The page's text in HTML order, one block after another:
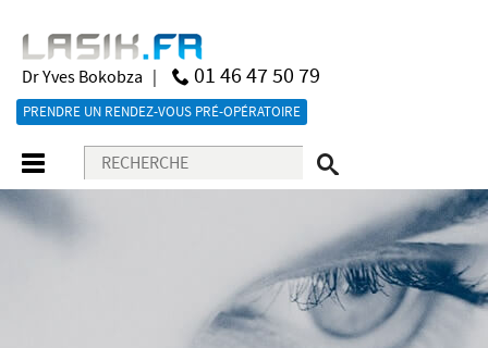
Dr Yves Bokobza | 01 46 47 50 79
PRENDRE UN RENDEZ-VOUS PRÉ-OPÉRATOIRE